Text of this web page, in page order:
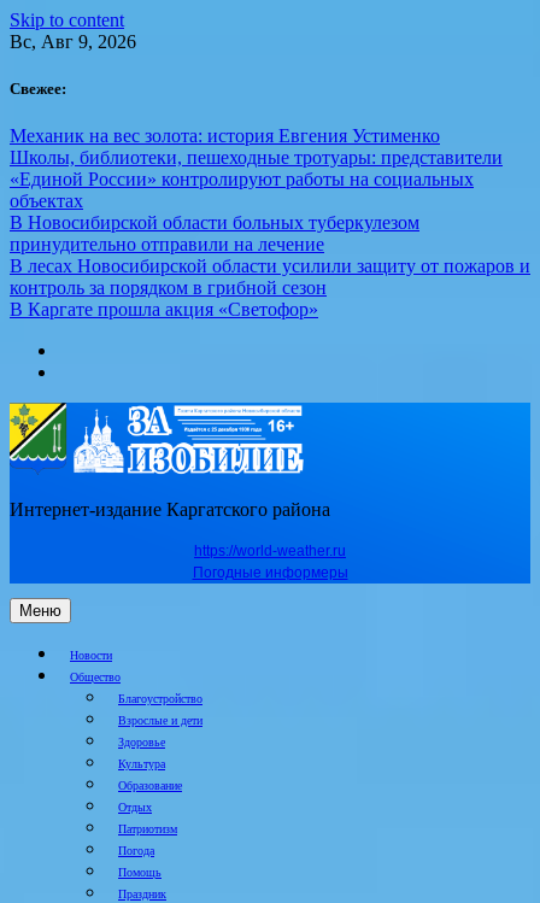
Skip to content
Вс, Авг 9, 2026
Свежее:
Механик на вес золота: история Евгения Устименко
Школы, библиотеки, пешеходные тротуары: представители
«Единой России» контролируют работы на социальных
объектах
В Новосибирской области больных туберкулезом
принудительно отправили на лечение
В лесах Новосибирской области усилили защиту от пожаров и
контроль за порядком в грибной сезон
В Каргате прошла акция «Светофор»
Интернет-издание Каргатского района
https://world-weather.ru
Погодные информеры
Меню
Новости
Общество
Благоустройство
Взрослые и дети
Здоровье
Культура
Образование
Отдых
Патриотизм
Погода
Помощь
Праздник